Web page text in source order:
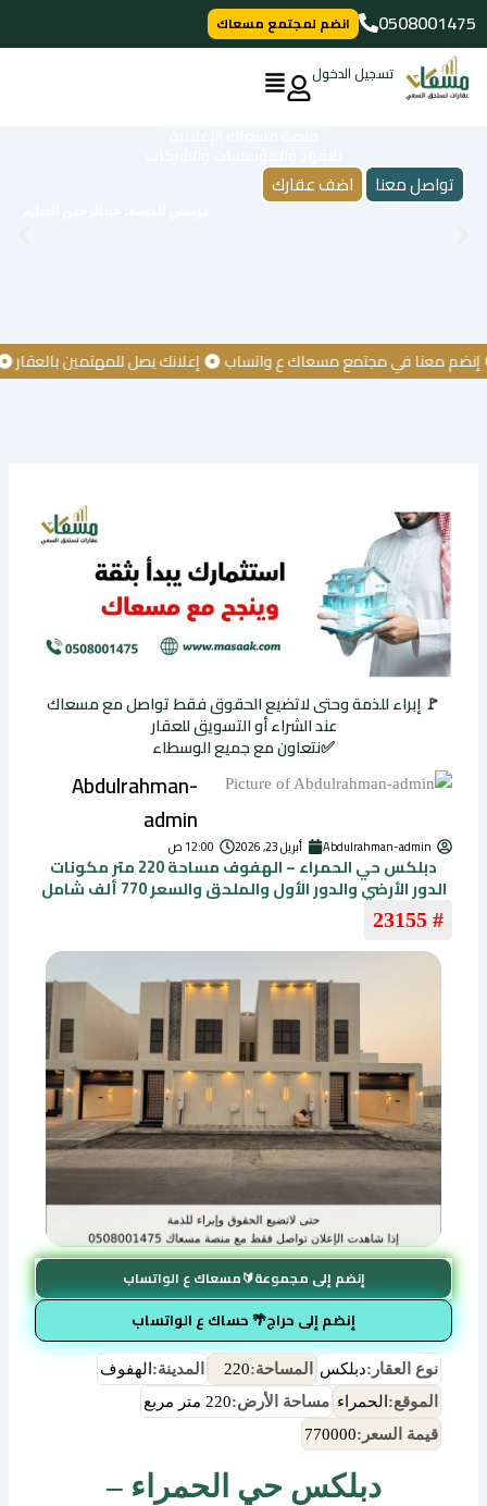
تخطي
إلى
المحتوى
0508001475
انضم لمجتمع مسعاك
تسجيل الدخول
تواصل معنا اضف عقارك
معنا في مجتمع مسعاك ع واتساب إعلانك يصل للمهتمين بالعقار كن
🚩 إبراء للذمة وحتى لاتضيع الحقوق فقط تواصل مع مسعاك
عند الشراء أو التسويق للعقار
✅نتعاون مع جميع الوسطاء
Abdulrahman-
admin
Abdulrahman-admin أبريل 23, 2026 12:00 ص
دبلكس حي الحمراء – الهفوف مساحة 220 متر مكونات
الدور الأرضي والدور الأول والملحق والسعر 770 ألف شامل
# 23155
إنضم إلى مجموعة🔰مسعاك ع الواتساب
إنضم إلى حراج🌴 حساك ع الواتساب
نوع العقار:دبلكس المساحة:220 المدينة: الهفوف
الموقع: الحمراء مساحة الأرض:220 متر مربع
قيمة السعر:770000
دبلكس حي الحمراء –